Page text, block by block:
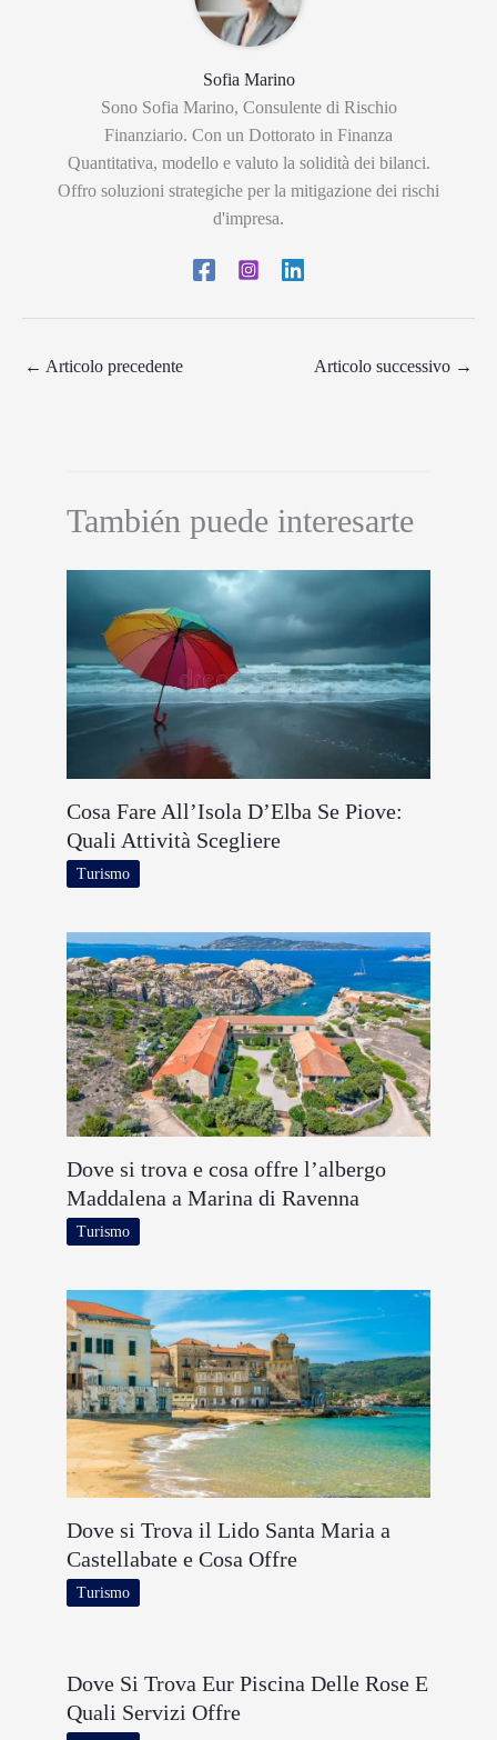
Sofia Marino
Sono Sofia Marino, Consulente di Rischio
Finanziario. Con un Dottorato in Finanza
Quantitativa, modello e valuto la solidità dei bilanci.
Offro soluzioni strategiche per la mitigazione dei rischi
d'impresa.
← Articolo precedente Articolo successivo →
También puede interesarte
Cosa Fare All’Isola D’Elba Se Piove:
Quali Attività Scegliere
Turismo
Dove si trova e cosa offre l’albergo
Maddalena a Marina di Ravenna
Turismo
Dove si Trova il Lido Santa Maria a
Castellabate e Cosa Offre
Turismo
Dove Si Trova Eur Piscina Delle Rose E
Quali Servizi Offre